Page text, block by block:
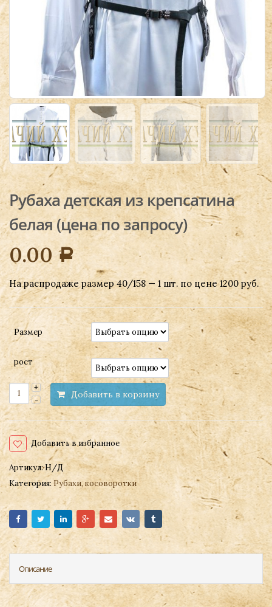
Рубаха детская из крепсатина
белая (цена по запросу)
0.00Р
На распродаже размер 40/158 — 1 шт. по цене 1200 руб.
Размер
рост
Добавить в корзину
Добавить в избранное
Артикул:Н/Д
Категория: Рубахи, косоворотки
Описание